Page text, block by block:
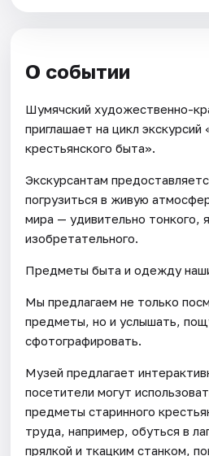
О событии
Шумячский художественно-
приглашает на цикл
крестьянского быта».
Экскурсантам
погрузиться в живую
мира — удивительно тонкого,
изобретательного.
Предметы быта и одежду
Мы предлагаем не только
предметы, но и услышать,
сфотографировать.
Музей предлагает
посетители могут
предметы старинного
труда, например, обуться в
прялкой и ткацким станком,